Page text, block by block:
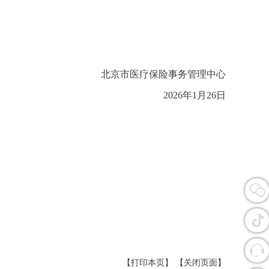
北京市医疗保险事务管理中心
2026年1月26日
【打印本页】 【关闭页面】